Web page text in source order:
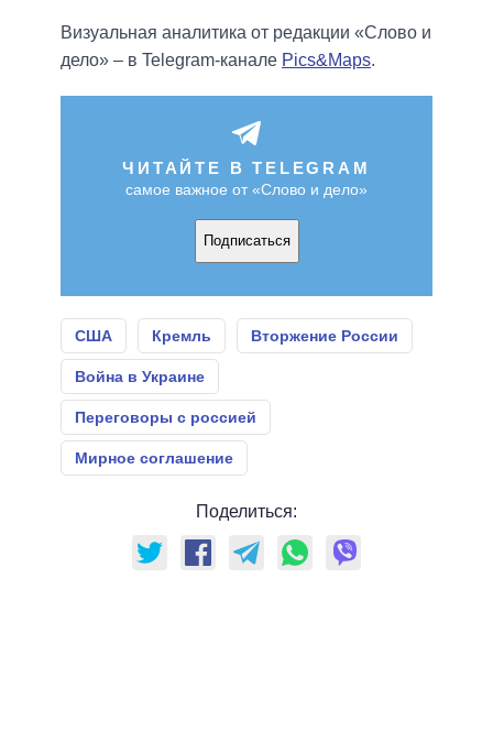
Визуальная аналитика от редакции «Слово и
дело» – в Telegram-канале Pics&Maps.
ЧИТАЙТЕ В TELEGRAM
самое важное от «Слово и дело»
Подписаться
США Кремль Вторжение России
Война в Украине
Переговоры с россией
Мирное соглашение
Поделиться: